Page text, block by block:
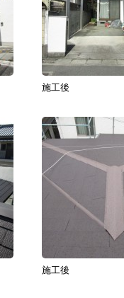
施工後
施工後